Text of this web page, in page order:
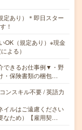
定あり）＊即日スター
！
（規定あり）※現金
よる）
できるお仕事例▼・野
・保険書類の梱包…
ンスキル不要 / 英語力
イルはご遠慮ください
なため）【雇用契…